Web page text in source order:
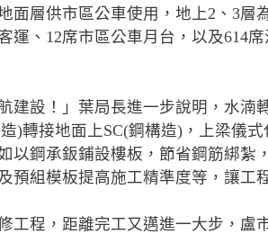
面層供市區公車使用，地上2、3層
、12席市區公車月台，以及614席
建設！」葉局長進一步說明，水湳
)轉接地面上SC(鋼構造)，上梁儀
以鋼承鈑鋪設樓板，節省鋼筋綁紮
預組模板提高施工精準度等，讓工
工程，距離完工又邁進一大步，盧